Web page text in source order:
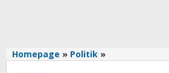
Homepage » Politik »Wagub